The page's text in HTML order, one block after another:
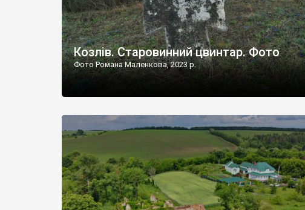
Козлів. Старовинний цвинтар. Фото
Фото Романа Маленкова, 2023 р.